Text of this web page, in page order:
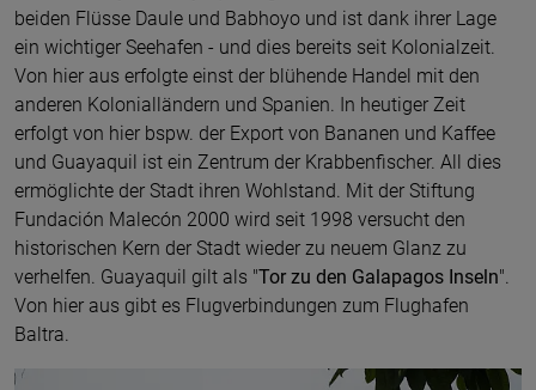
beiden Flüsse Daule und Babhoyo und ist dank ihrer Lage
ein wichtiger Seehafen - und dies bereits seit Kolonialzeit.
Von hier aus erfolgte einst der blühende Handel mit den
anderen Kolonialländern und Spanien. In heutiger Zeit
erfolgt von hier bspw. der Export von Bananen und Kaffee
und Guayaquil ist ein Zentrum der Krabbenfischer. All dies
ermöglichte der Stadt ihren Wohlstand. Mit der Stiftung
Fundación Malecón 2000 wird seit 1998 versucht den
historischen Kern der Stadt wieder zu neuem Glanz zu
verhelfen. Guayaquil gilt als "Tor zu den Galapagos Inseln".
Von hier aus gibt es Flugverbindungen zum Flughafen
Baltra.